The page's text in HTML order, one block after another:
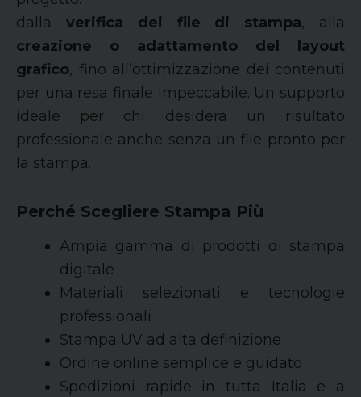
dalla verifica dei file di stampa, alla
creazione o adattamento del layout
grafico, fino all’ottimizzazione dei contenuti
per una resa finale impeccabile. Un supporto
ideale per chi desidera un risultato
professionale anche senza un file pronto per
la stampa.
Perché Scegliere Stampa Più
Ampia gamma di prodotti di stampa
digitale
Materiali selezionati e tecnologie
professionali
Stampa UV ad alta definizione
Ordine online semplice e guidato
Spedizioni rapide in tutta Italia e a